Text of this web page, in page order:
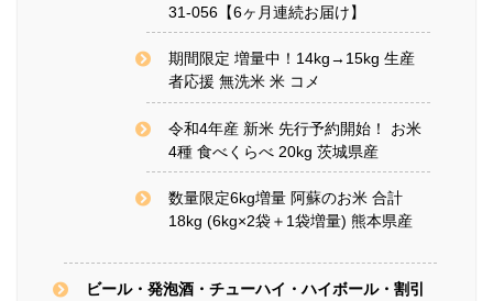
31-056【6ヶ月連続お届け】
期間限定 増量中！14kg→15kg 生産
者応援 無洗米 米 コメ
令和4年産 新米 先行予約開始！ お米
4種 食べくらべ 20kg 茨城県産
数量限定6kg増量 阿蘇のお米 合計
18kg (6kg×2袋＋1袋増量) 熊本県産
ビール・発泡酒・チューハイ・ハイボール・割引